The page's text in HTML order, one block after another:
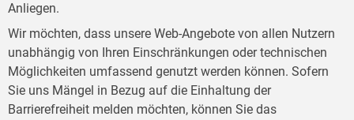
Anliegen.
Wir möchten, dass unsere Web-Angebote von allen Nutzern
unabhängig von Ihren Einschränkungen oder technischen
Möglichkeiten umfassend genutzt werden können. Sofern
Sie uns Mängel in Bezug auf die Einhaltung der
Barrierefreiheit melden möchten, können Sie das